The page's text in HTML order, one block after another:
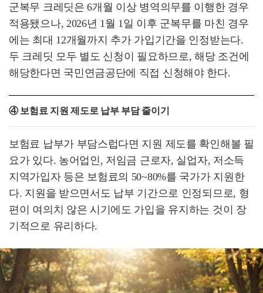
군복무 크레딧은 6개월 이상 병역의무를 이행한 경우
적용됐으나, 2026년 1월 1일 이후 군복무를 마친 경우
에는 최대 12개월까지 추가 가입기간을 인정받는다.
두 크레딧 모두 별도 신청이 필요하므로, 해당 조건에
해당한다면 국민연금공단에 직접 신청해야 한다.
④ 보험료 지원 제도로 납부 부담 줄이기
보험료 납부가 부담스럽다면 지원 제도를 확인해볼 필
요가 있다. 농어업인, 저임금 근로자, 실업자, 저소득
지역가입자 등은 보험료의 50~80%를 국가가 지원한
다. 지원을 받으면서도 납부 기간으로 인정되므로, 형
편이 여의치 않은 시기에도 가입을 유지하는 것이 장
기적으로 유리하다.